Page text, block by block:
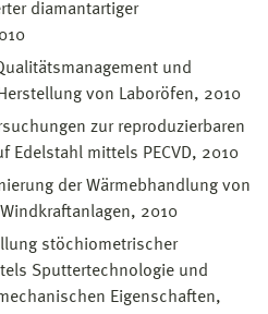
diamantartiger
und
von Laboröfen, 2010
zur reproduzierbaren
Edelstahl mittels PECVD, 2010
der Wärmebhandlung von
2010
stöchiometrischer
Sputtertechnologie und
Eigenschaften,